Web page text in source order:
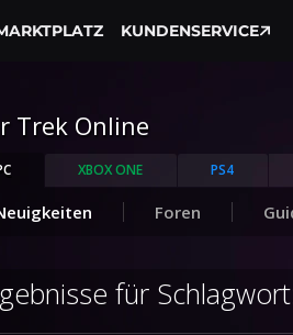
KUNDENSERVICE
Trek Online
XBOX ONE PS4
Foren
für